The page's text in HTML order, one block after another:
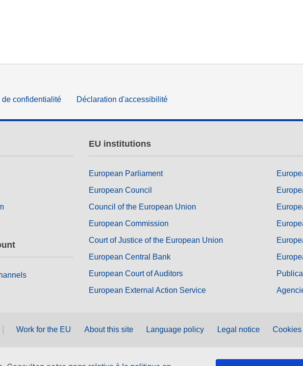
de confidentialité Déclaration d'accessibilité
EU institutions
European Parliament
European Council
Council of the European Union
European Commission
Court of Justice of the European Union
European Central Bank
European Court of Auditors
European External Action Service
Work for the EU About this site Language policy Legal notice Cookies